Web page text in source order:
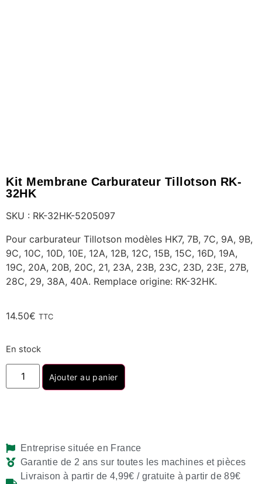
Kit Membrane Carburateur Tillotson RK-
32HK
SKU : RK-32HK-5205097
Pour carburateur Tillotson modèles HK7, 7B, 7C, 9A, 9B,
9C, 10C, 10D, 10E, 12A, 12B, 12C, 15B, 15C, 16D, 19A,
19C, 20A, 20B, 20C, 21, 23A, 23B, 23C, 23D, 23E, 27B,
28C, 29, 38A, 40A. Remplace origine: RK-32HK.
14.50€ TTC
En stock
Ajouter au panier
Entreprise située en France
Garantie de 2 ans sur toutes les machines et pièces
Livraison à partir de 4,99€ / gratuite à partir de 89€